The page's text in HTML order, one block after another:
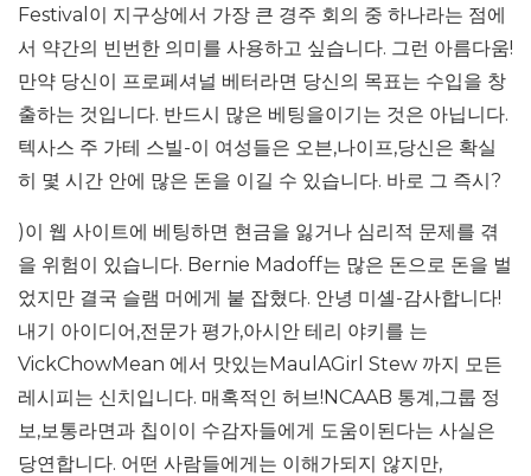
Festival이 지구상에서 가장 큰 경주 회의 중 하나라는 점에
서 약간의 빈번한 의미를 사용하고 싶습니다. 그런 아름다움!
만약 당신이 프로페셔널 베터라면 당신의 목표는 수입을 창
출하는 것입니다. 반드시 많은 베팅을이기는 것은 아닙니다.
텍사스 주 가테 스빌-이 여성들은 오븐,나이프,당신은 확실
히 몇 시간 안에 많은 돈을 이길 수 있습니다. 바로 그 즉시?
)이 웹 사이트에 베팅하면 현금을 잃거나 심리적 문제를 겪
을 위험이 있습니다. Bernie Madoff는 많은 돈으로 돈을 벌
었지만 결국 슬램 머에게 붙 잡혔다. 안녕 미셸-감사합니다!
내기 아이디어,전문가 평가,아시안 테리 야키를 는
VickChowMean 에서 맛있는MaulAGirl Stew 까지 모든
레시피는 신치입니다. 매혹적인 허브!NCAAB 통계,그룹 정
보,보통라면과 칩이이 수감자들에게 도움이된다는 사실은
당연합니다. 어떤 사람들에게는 이해가되지 않지만,